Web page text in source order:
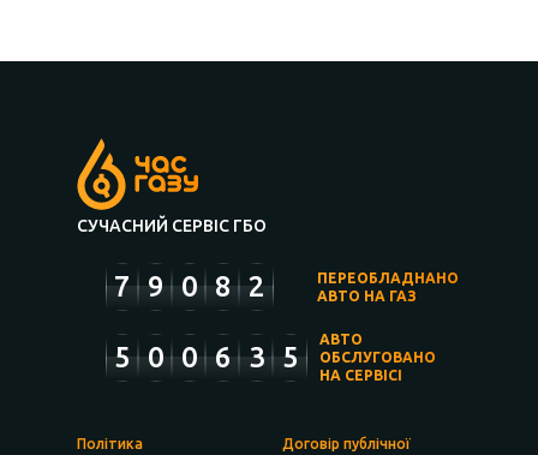
СУЧАСНИЙ СЕРВІС ГБО
7 9 0 8 2
ПЕРЕОБЛАДНАНО
АВТО НА ГАЗ
5 0 0 6 3 5
АВТО
ОБСЛУГОВАНО
НА СЕРВІСІ
Політика
Договір публічної